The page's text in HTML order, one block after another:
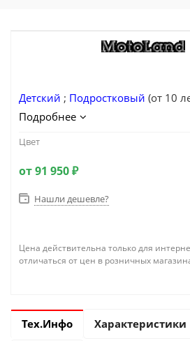
Детский ; Подростковый (от 10
Подробнее
Цвет
от91 950 ₽
Нашли дешевле?
Цена действительна только для
отличаться от цен в розничных
Тех.Инфо Характеристики